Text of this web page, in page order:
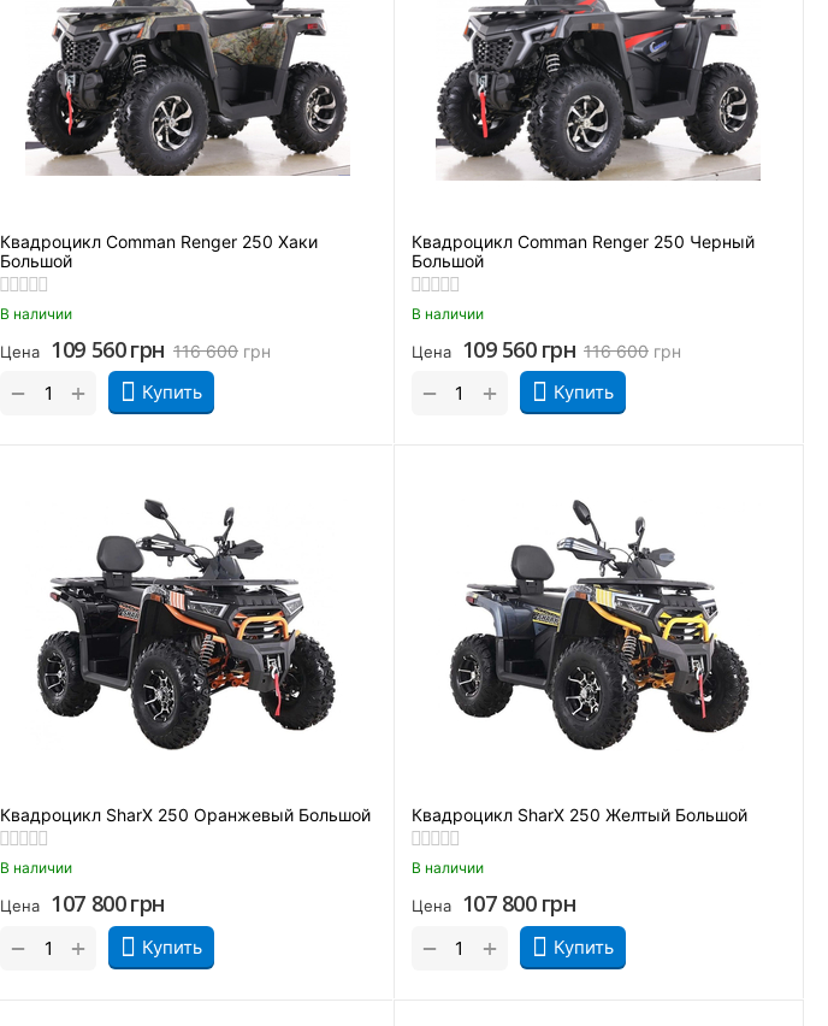
Квадроцикл Comman Renger 250 Хаки
Большой
В наличии
116 600 грн
Цена 109 560 грн
Купить
+
−
Квадроцикл Comman Renger 250 Черный
Большой
В наличии
116 600 грн
Цена 109 560 грн
Купить
+
−
Квадроцикл SharX 250 Оранжевый Большой
В наличии
Цена 107 800 грн
Купить
+
−
Квадроцикл SharX 250 Желтый Большой
В наличии
Цена 107 800 грн
Купить
+
−